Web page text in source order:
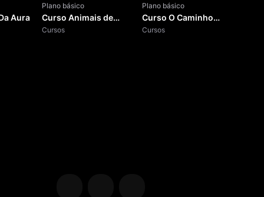
Aura
Plano básico
Curso Animais de
Poder
Cursos
Plano básico
Curso O Caminho
para o Equilíbrio
Cursos